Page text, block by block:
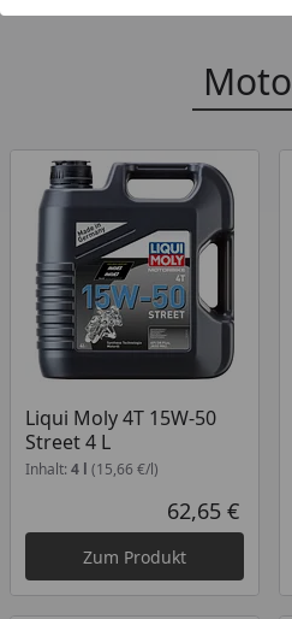
Liqui Moly 4T 15W-50
Street 4 L
Inhalt: 4 l (15,66 €/l)
62,65 €
Zum Produkt